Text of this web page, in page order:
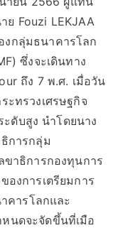
Fouzi LEKJAA
งกลุ่มธนาคารโลก
ซึ่งจะเดินทาง
ถึง 7 พ.ศ. เมื่อวัน
ทรวงเศรษฐกิจ
ดับสูง นำโดยนาง
การกลุ่ม
ขาธิการกองทุนการ
องการเตรียมการ
คารโลกและ
หนดจะจัดขึ้นที่เมือ